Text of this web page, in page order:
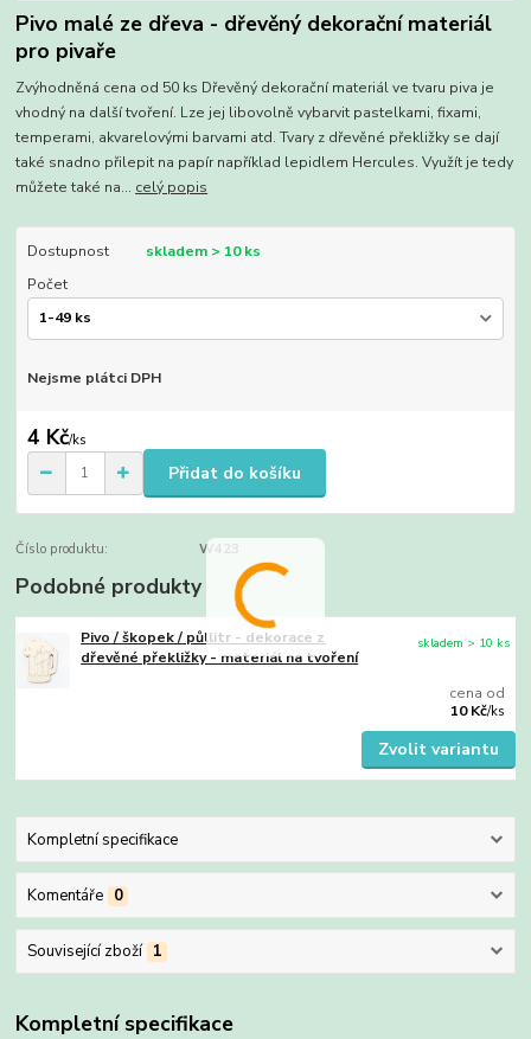
Pivo malé ze dřeva - dřevěný dekorační materiál
pro pivaře
Zvýhodněná cena od 50 ks Dřevěný dekorační materiál ve tvaru piva je
vhodný na další tvoření. Lze jej libovolně vybarvit pastelkami, fixami,
temperami, akvarelovými barvami atd. Tvary z dřevěné překližky se dají
také snadno přilepit na papír například lepidlem Hercules. Využít je tedy
můžete také na... celý popis
Dostupnost
skladem > 10 ks
Počet
Nejsme plátci DPH
4 Kč/ks
Přidat do košíku
Číslo produktu: W423
Podobné produkty
Pivo / škopek / půllitr - dekorace z
dřevěné překližky - materiál na tvoření
cena od
10 Kč/ks
skladem > 10 ks
Zvolit variantu
Kompletní specifikace
Komentáře 0
Související zboží 1
Kompletní specifikace